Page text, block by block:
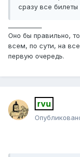
сразу все билеты
Оно бы правильно,
всем, по сути, на
первую очередь.
rvu